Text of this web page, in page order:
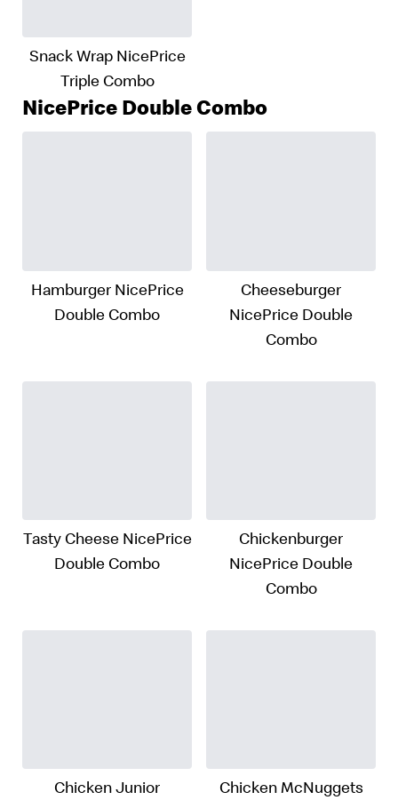
Snack Wrap NicePrice
Triple Combo
NicePrice Double Combo
Hamburger NicePrice
Double Combo
Cheeseburger
NicePrice Double
Combo
Tasty Cheese NicePrice
Double Combo
Chickenburger
NicePrice Double
Combo
Chicken Junior
Chicken McNuggets